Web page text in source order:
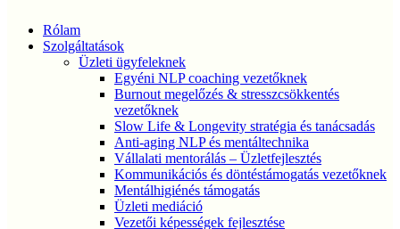
Rólam
Szolgáltatások
Üzleti ügyfeleknek
Egyéni NLP coaching vezetőknek
Burnout megelőzés & stresszcsökkentés
vezetőknek
Slow Life & Longevity stratégia és tanácsadás
Anti-aging NLP és mentáltechnika
Vállalati mentorálás – Üzletfejlesztés
Kommunikációs és döntéstámogatás vezetőknek
Mentálhigiénés támogatás
Üzleti mediáció
Vezetői képességek fejlesztése